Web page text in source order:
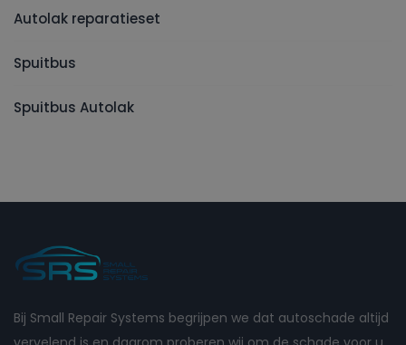
Autolak reparatieset
Spuitbus
Spuitbus Autolak
Bij Small Repair Systems begrijpen we dat autoschade altijd